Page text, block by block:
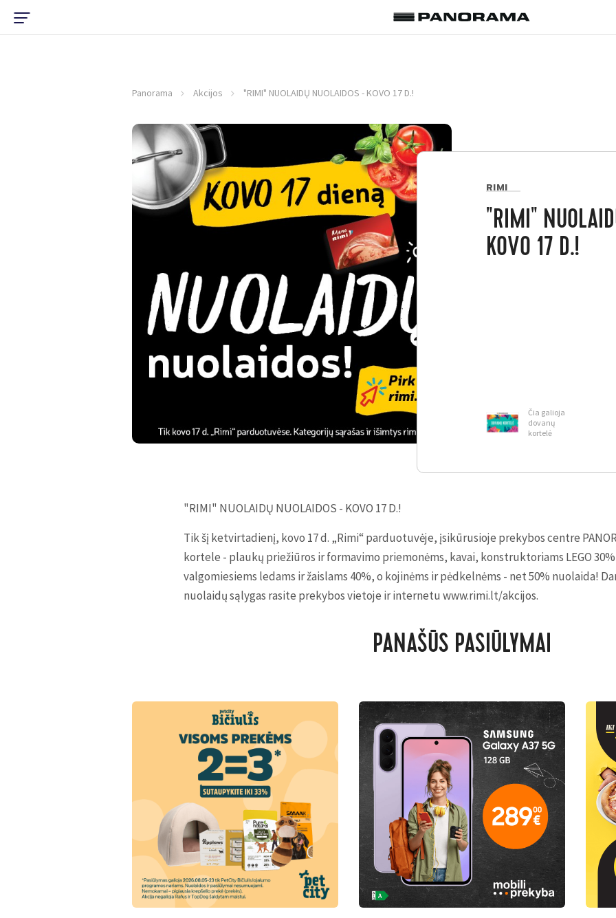
Panorama Akcijos "RIMI" NUOLAIDŲ NUOLAIDOS - KOVO 17 D.!
RIMI
"RIMI"
KOVO 17 D.!
Čia galioja
dovanų
kortelė
"RIMI" NUOLAIDŲ NUOLAIDOS - KOVO 17 D.!
Tik šį ketvirtadienį, kovo 17 d. „Rimi“ parduotuvėje, įsikūrusioje prekybos centre
kortele - plaukų priežiūros ir formavimo priemonėms, kavai, konstruktoriams LEGO
valgomiesiems ledams ir žaislams 40%, o kojinėms ir pėdkelnėms - net 50% nuolaida!
nuolaidų sąlygas rasite prekybos vietoje ir internetu www.rimi.lt/akcijos.
PANAŠŪS PASIŪLYMAI